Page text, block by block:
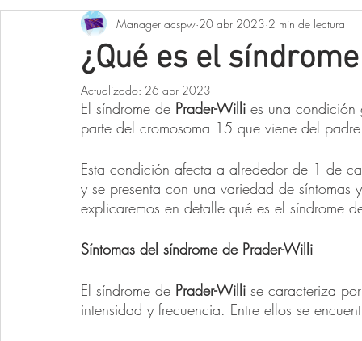
¿Qué es el
Manager acspw 20 abr 2023 2 min de lectura
Actualizado: 26 abr 2023
El síndrome de Prader-Willi es una
parte del cromosoma 15 que viene del
Esta condición afecta a alrededor de 1 de
y se presenta con una variedad de síntomas
explicaremos en detalle qué es el síndrome
Síntomas del síndrome de Prader-Willi
El síndrome de Prader-Willi se caracteriza
intensidad y frecuencia. Entre ellos se